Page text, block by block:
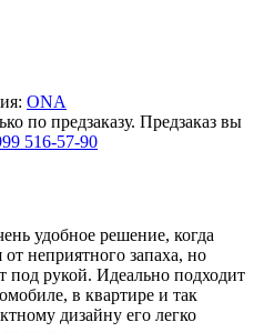
ONA
по предзаказу. Предзаказ вы
516-57-90
удобное решение, когда
неприятного запаха, но
под рукой. Идеально подходит
в квартире и так
дизайну его легко